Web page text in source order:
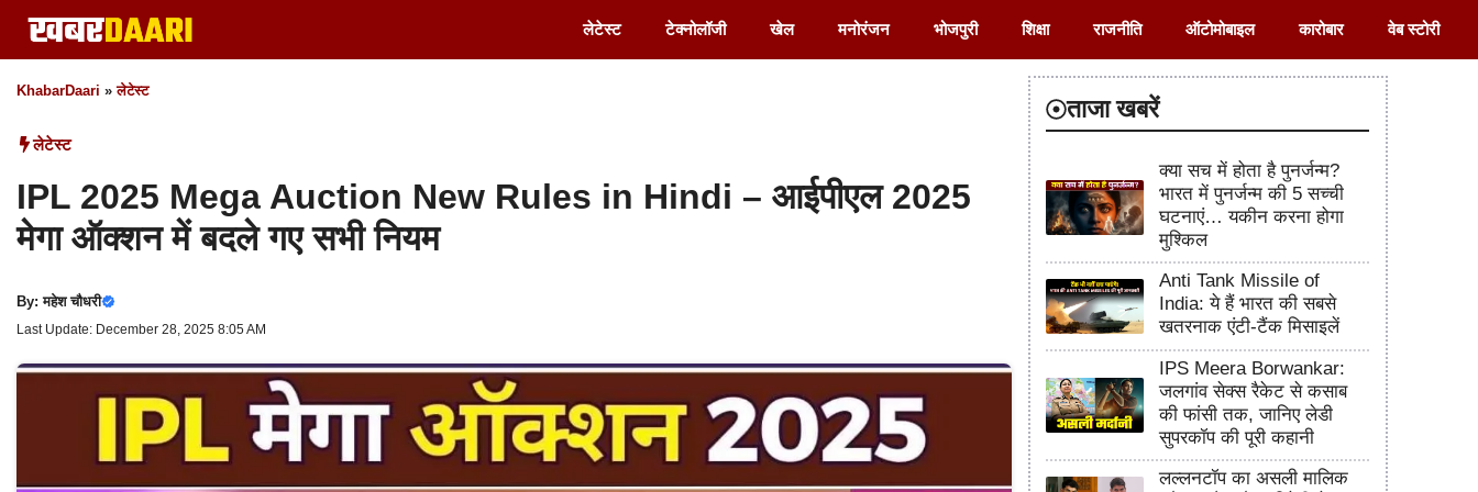
Skip
to
content
लेटेस्ट टेक्नोलॉजी खेल मनोरंजन भोजपुरी शिक्षा राजनीति ऑटोमोबाइल कारोबार वेब स्टोरी
KhabarDaari »लेटेस्ट
लेटेस्ट
IPL 2025 Mega Auction New Rules in Hindi – आईपीएल 2025
मेगा ऑक्शन में बदले गए सभी नियम
By:महेश चौधरी
Last Update: December 28, 2025 8:05 AM
ताजा खबरें
क्या सच में होता है पुनर्जन्म?
भारत में पुनर्जन्म की 5 सच्ची
घटनाएं… यकीन करना होगा
मुश्किल
Anti Tank Missile of
India: ये हैं भारत की सबसे
खतरनाक एंटी-टैंक मिसाइलें
IPS Meera Borwankar:
जलगांव सेक्स रैकेट से कसाब
की फांसी तक, जानिए लेडी
सुपरकॉप की पूरी कहानी
लल्लनटॉप का असली मालिक